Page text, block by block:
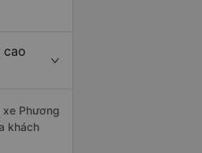
cao
Phương
khách